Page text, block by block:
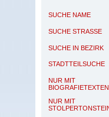
SUCHE NAME
SUCHE STRASSE
SUCHE IN BEZIRK
STADTTEILSUCHE
NUR MIT
BIOGRAFIETEXTEN
NUR MIT